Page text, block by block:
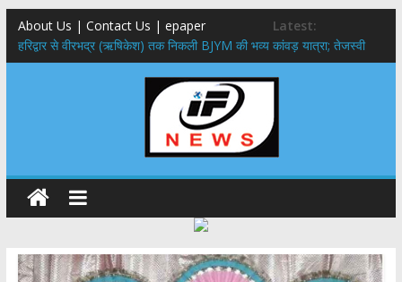
About Us | Contact Us | epaper
Latest:
​हरिद्वार से वीरभद्र (ऋषिकेश) तक निकली BJYM की भव्य कांवड़ यात्रा; तेजस्वी
सूर्या ने की देश व प्रदेशवासियों के कल्याण की कामना
नंदा की चौकी पुल हादसा: PWD के EE, AE और JE निलंबित, सीएम धामी के निर्देश
मुख्यमंत्री ने 9 लाख 87 हजार17 पेंशन लाभार्थियों को कुल 146 करोड़ 32 लाख
राष्ट्रीय हथकरघा दिवस पर मुख्यमंत्री धामी ने उत्कृष्ट बुनकरों और हस्तशिल्प
कारीगरों को किया सम्मानित
​धामी कैबिनेट का बड़ा फैसला: पशुपालकों को 60% तक सब्सिडी, गंगा एक्सप्रेसवे का
हरिद्वार तक होगा विस्तार